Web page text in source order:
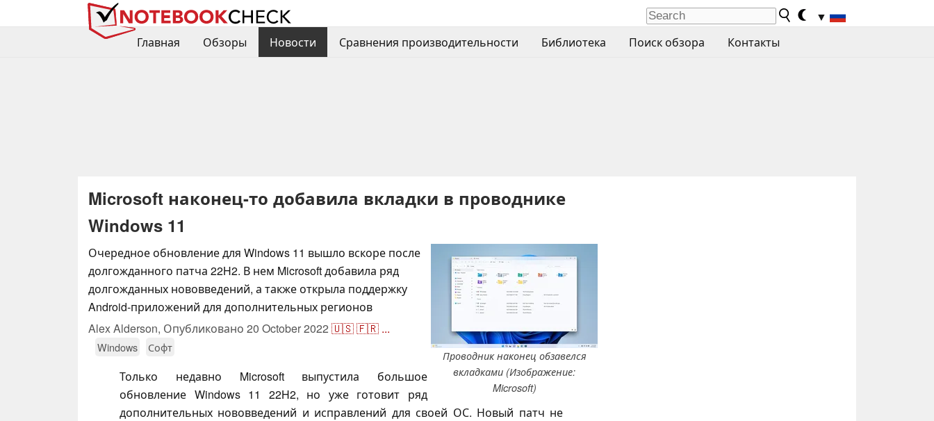
▼
Главная
Обзоры Новости Сравнения производительности Библиотека Поиск обзора Контакты
Microsoft наконец-то добавила вкладки в проводнике
Windows 11
Проводник наконец обзавелся
вкладками (Изображение:
Microsoft)
Очередное обновление для Windows 11 вышло вскоре после
долгожданного патча 22H2. В нем Microsoft добавила ряд
долгожданных нововведений, а также открыла поддержку
Android-приложений для дополнительных регионов
Alex Alderson, Опубликовано 20 October 2022 🇺🇸🇫🇷 ...
Windows Софт
Только недавно Microsoft выпустила большое
обновление Windows 11 22H2, но уже готовит ряд
дополнительных нововведений и исправлений для своей ОС. Новый патч не